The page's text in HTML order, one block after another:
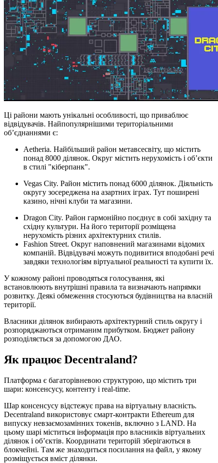
Ці райони мають унікальні особливості, що приваблює
відвідувачів. Найпопулярнішими територіальними
об’єднаннями є:
Aetheria. Найбільший район метавсесвіту, що містить
понад 8000 ділянок. Округ містить нерухомість і об’єкти
в стилі "кіберпанк".
Vegas City. Район містить понад 6000 ділянок. Діяльність
округу зосереджена на азартних іграх. Тут поширені
казино, нічні клуби та магазини.
Dragon City. Район гармонійно поєднує в собі західну та
східну культури. На його території розміщена
нерухомість різних архітектурних стилів.
Fashion Street. Округ наповнений магазинами відомих
компаній. Відвідувачі можуть подивитися вподобані речі
завдяки технологіям віртуальної реальності та купити їх.
У кожному районі проводяться голосування, які
встановлюють внутрішні правила та визначають напрямки
розвитку. Деякі обмеження стосуються будівництва на власній
території.
Власники ділянок вибирають архітектурний стиль округу і
розпоряджаються отриманим прибутком. Бюджет району
розподіляється за допомогою ДАО.
Як працює Decentraland?
Платформа є багаторівневою структурою, що містить три
шари: консенсусу, контенту і real-time.
Шар консенсусу відстежує права на віртуальну власність.
Decentraland використовує смарт-контракти Ethereum для
випуску невзаємозамінних токенів, включно з LAND. На
цьому шарі міститься інформація про власників віртуальних
ділянок і об’єктів. Координати територій зберігаються в
блокчейні. Там же знаходиться посилання на файл, у якому
розміщується вміст ділянки.